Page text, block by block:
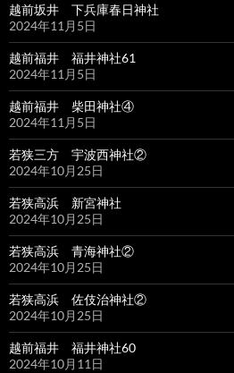
越前坂井 下兵庫春日神社
2024年11月5日
越前福井 福井神社61
2024年11月5日
越前福井 柴田神社④
2024年11月5日
若狭三方 宇波西神社②
2024年10月25日
若狭高浜 新宮神社
2024年10月25日
若狭高浜 青海神社②
2024年10月25日
若狭高浜 佐伎治神社②
2024年10月25日
越前福井 福井神社60
2024年10月11日